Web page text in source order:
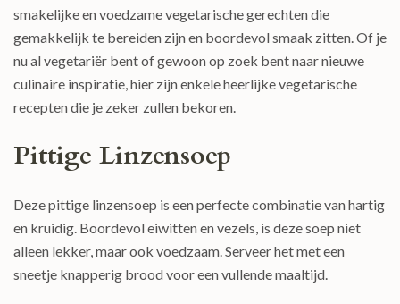
smakelijke en voedzame vegetarische gerechten die
gemakkelijk te bereiden zijn en boordevol smaak zitten. Of je
nu al vegetariër bent of gewoon op zoek bent naar nieuwe
culinaire inspiratie, hier zijn enkele heerlijke vegetarische
recepten die je zeker zullen bekoren.
Pittige Linzensoep
Deze pittige linzensoep is een perfecte combinatie van hartig
en kruidig. Boordevol eiwitten en vezels, is deze soep niet
alleen lekker, maar ook voedzaam. Serveer het met een
sneetje knapperig brood voor een vullende maaltijd.